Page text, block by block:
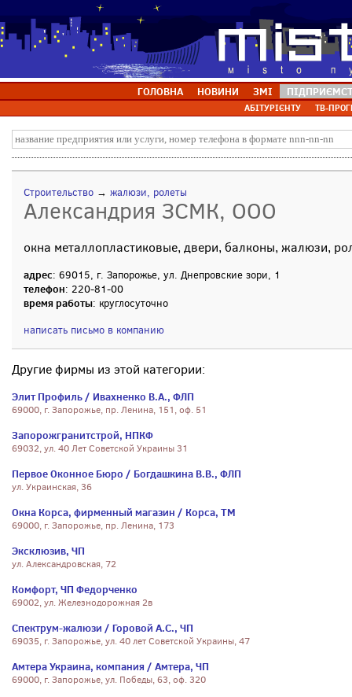
ГОЛОВНА НОВИНИ ЗМІ
АБІТУРІЄНТУ ТВ-
Строительство → жалюзи, ролеты
Александрия ЗСМК, ООО
окна металлопластиковые, двери, балконы, жалюзи,
адрес: 69015, г. Запорожье, ул. Днепровские зори, 1
телефон: 220-81-00
время работы: круглосуточно
написать письмо в компанию
Другие фирмы из этой категории:
Элит Профиль / Ивахненко В.А., ФЛП
69000, г. Запорожье, пр. Ленина, 151, оф. 51
Запорожгранитстрой, НПКФ
69032, ул. 40 Лет Советской Украины 31
Первое Оконное Бюро / Богдашкина В.В., ФЛП
ул. Украинская, 36
Окна Корса, фирменный магазин / Корса, ТМ
69000, г. Запорожье, пр. Ленина, 173
Эксклюзив, ЧП
ул. Александровская, 72
Комфорт, ЧП Федорченко
69002, ул. Железнодорожная 2в
Спектрум-жалюзи / Горовой А.С., ЧП
69035, г. Запорожье, ул. 40 лет Советской Украины, 47
Амтера Украина, компания / Амтера, ЧП
69000, г. Запорожье, ул. Победы, 63, оф. 320